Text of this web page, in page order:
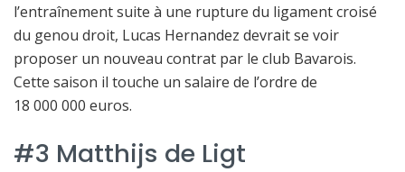
l’entraînement suite à une rupture du ligament croisé
du genou droit, Lucas Hernandez devrait se voir
proposer un nouveau contrat par le club Bavarois.
Cette saison il touche un salaire de l’ordre de
18 000 000 euros.
#3 Matthijs de Ligt